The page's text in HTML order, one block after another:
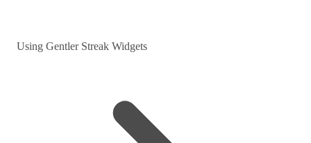
Using Gentler Streak Widgets